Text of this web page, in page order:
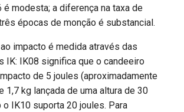
é modesta; a diferença na taxa de
épocas de monção é substancial.
impacto é medida através das
IK: IK08 significa que o candeeiro
de 5 joules (aproximadamente
1,7 kg lançada de uma altura de 30
o IK10 suporta 20 joules. Para